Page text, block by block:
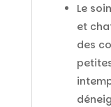
Le
et
des